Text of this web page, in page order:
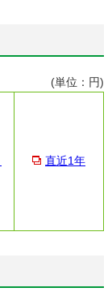
(単位：円)
直近1年